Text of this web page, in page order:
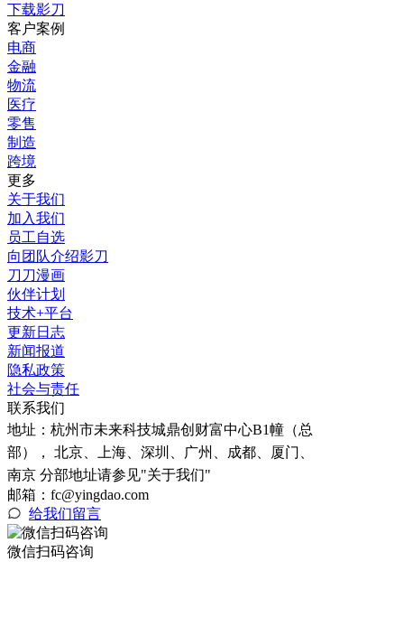
下载影刀
客户案例
电商
金融
物流
医疗
零售
制造
跨境
更多
关于我们
加入我们
员工自选
向团队介绍影刀
刀刀漫画
伙伴计划
技术+平台
更新日志
新闻报道
隐私政策
社会与责任
联系我们
地址： 杭州市未来科技城鼎创财富中心B1幢（总
部）， 北京、上海、深圳、广州、成都、厦门、
南京 分部地址请参见"关于我们"
邮箱：fc@yingdao.com
给我们留言
微信扫码咨询